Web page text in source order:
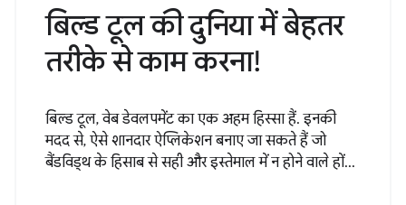
बिल्ड टूल की दुनिया में बेहतर
तरीके से काम करना!
बिल्ड टूल, वेब डेवलपमेंट का एक अहम हिस्सा हैं. इनकी
मदद से, ऐसे शानदार ऐप्लिकेशन बनाए जा सकते हैं जो
बैंडविड्थ के हिसाब से सही और इस्तेमाल में न होने वाले हों...